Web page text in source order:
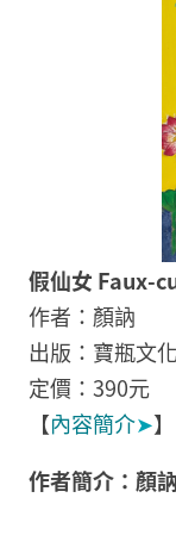
假仙女 Faux-
作者：顏訥
出版：寶瓶文化
定價：390元
【內容簡介➤】
作者簡介：顏訥